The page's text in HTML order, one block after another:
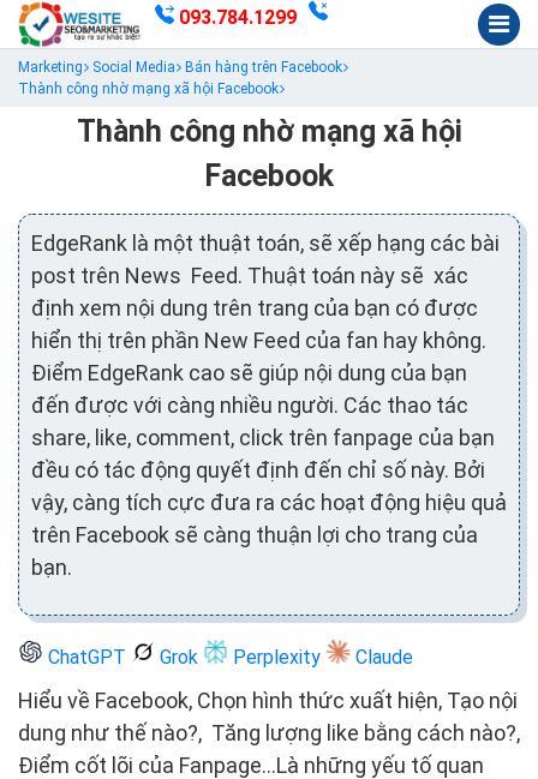
093.784.1299
Marketing Social Media
Bán hàng trên Facebook
Thành công nhờ mạng xã hội Facebook
Thành công nhờ mạng xã hội
Facebook
EdgeRank là một thuật toán, sẽ xếp hạng các bài
post trên News Feed. Thuật toán này sẽ xác
định xem nội dung trên trang của bạn có được
hiển thị trên phần New Feed của fan hay không.
Điểm EdgeRank cao sẽ giúp nội dung của bạn
đến được với càng nhiều người. Các thao tác
share, like, comment, click trên fanpage của bạn
đều có tác động quyết định đến chỉ số này. Bởi
vậy, càng tích cực đưa ra các hoạt động hiệu quả
trên Facebook sẽ càng thuận lợi cho trang của
bạn.
ChatGPT Grok Perplexity Claude
Hiểu về Facebook, Chọn hình thức xuất hiện, Tạo nội
dung như thế nào?, Tăng lượng like bằng cách nào?,
Điểm cốt lõi của Fanpage...Là những yếu tố quan